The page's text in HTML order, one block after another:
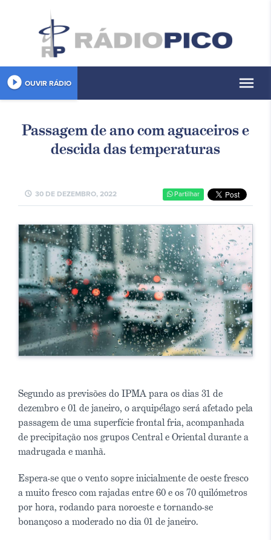
play_circle_filled OUVIR RÁDIO menu
Passagem de ano com aguaceiros e
descida das temperaturas
schedule 30 DE DEZEMBRO, 2022 Partilhar
Segundo as previsões do IPMA para os dias 31 de
dezembro e 01 de janeiro, o arquipélago será afetado pela
passagem de uma superfície frontal fria, acompanhada
de precipitação nos grupos Central e Oriental durante a
madrugada e manhã.
Espera-se que o vento sopre inicialmente de oeste fresco
a muito fresco com rajadas entre 60 e os 70 quilómetros
por hora, rodando para noroeste e tornando-se
bonançoso a moderado no dia 01 de janeiro.